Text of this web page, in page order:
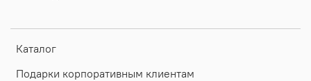
Каталог
Подарки корпоративным клиентам